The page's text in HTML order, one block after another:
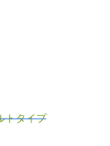
トタイプ